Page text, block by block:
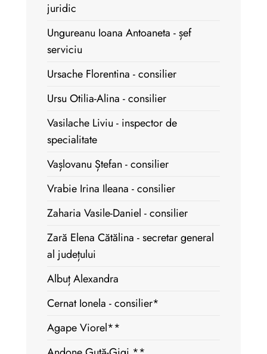
juridic
Ungureanu Ioana Antoaneta - șef
serviciu
Ursache Florentina - consilier
Ursu Otilia-Alina - consilier
Vasilache Liviu - inspector de
specialitate
Vașlovanu Ștefan - consilier
Vrabie Irina Ileana - consilier
Zaharia Vasile-Daniel - consilier
Zară Elena Cătălina - secretar general
al județului
Albuț Alexandra
Cernat Ionela - consilier*
Agape Viorel**